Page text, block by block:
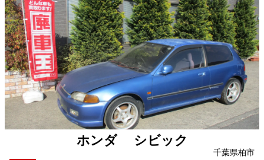
ホンダ シビック
千葉県柏市